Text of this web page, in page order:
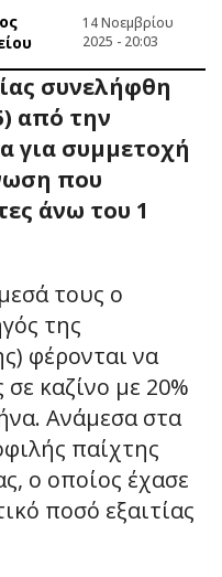
14 Νοεμβρίου
2025 - 20:03
συνελήφθη
από την
για συμμετοχή
που
άνω του 1
τους ο
της
φέρονται να
καζίνο με 20%
Ανάμεσα στα
παίχτης
ο οποίος έχασε
ποσό εξαιτίας